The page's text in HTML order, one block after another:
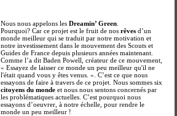
Nous nous appelons lesDreamin’ Green
Pourquoi? Car ce projet est le fruit de nosrêves d’un
monde meilleur qui se traduit par notre motivation et
notre investissement dans le mouvement des Scouts et
Guides de France depuis plusieurs années maintenant.
Comme l’a dit Baden Powell, créateur de ce mouvement,
« Essayez de laisser ce monde un peu meilleur qu'il ne
l'était quand vous y êtes venus. ». C’est ce que nous
essayons de faire à travers de ce projet. Nous sommes six
citoyens du monde et nous nous sentons concernés par
les problématiques actuelles. C’est pourquoi nous
essayons d’oeuvrer, à notre échelle, pour rendre le
monde un peu meilleur !